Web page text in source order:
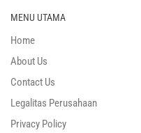
MENU UTAMA
Home
About Us
Contact Us
Legalitas Perusahaan
Privacy Policy